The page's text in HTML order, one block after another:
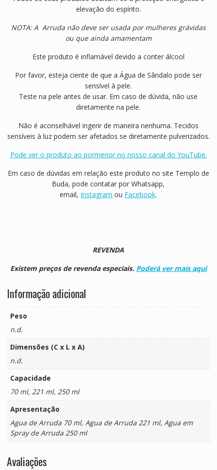
elevação do espírito.
NOTA: A Arruda não deve ser usada por mulheres grávidas
ou que ainda amamentam
Este produto é inflamável devido a conter álcool
Por favor, esteja ciente de que a Água de Sândalo pode ser
sensível à pele.
Teste na pele antes de usar. Em caso de dúvida, não use
diretamente na pele.
Não é aconselhável ingerir de maneira nenhuma. Tecidos
sensíveis à luz podem ser afetados se diretamente pulverizados.
Pode ver o produto ao pormenor no nosso canal do YouTube.
Em caso de dúvidas em relação este produto no site Templo de
Buda, pode contatar por Whatsapp,
email, Instagram ou Facebook.
REVENDA
Existem preços de revenda especiais. Poderá ver mais aqui
Informação adicional
Peso
n.d.
Dimensões (C x L x A)
n.d.
Capacidade
70 ml, 221 ml, 250 ml
Apresentação
Agua de Arruda 70 ml, Agua de Arruda 221 ml, Agua em
Spray de Arruda 250 ml
Avaliações